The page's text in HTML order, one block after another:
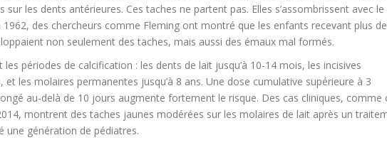
les dents antérieures. Ces taches ne partent pas. Elles s’assombrissent avec le
des chercheurs comme Fleming ont montré que les enfants recevant plus
non seulement des taches, mais aussi des émaux mal formés.
périodes de calcification : les dents de lait jusqu’à 10-14 mois, les incisives
les molaires permanentes jusqu’à 8 ans. Une dose cumulative supérieure à 3
au-delà de 10 jours augmente fortement le risque. Des cas cliniques, comme
montrent des taches jaunes modérées sur les molaires de lait après un
une génération de pédiatres.